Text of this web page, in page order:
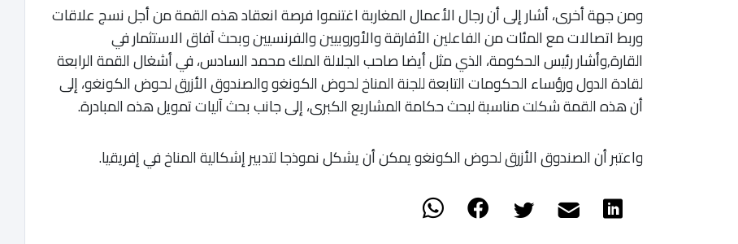
ومن جهة أخرى، أشار إلى أن رجال الأعمال المغاربة اغتنموا فرصة انعقاد هذه القمة من أجل نسج علاقات
وربط اتصالات مع المئات من الفاعلين الأفارقة والأوروبيين والفرنسيين وبحث آفاق الاستثمار في
القارة,وأشار رئيس الحكومة، الذي مثل أيضا صاحب الجلالة الملك محمد السادس، في أشغال القمة الرابعة
لقادة الدول ورؤساء الحكومات التابعة للجنة المناخ لحوض الكونغو والصندوق الأزرق لحوض الكونغو، إلى
أن هذه القمة شكلت مناسبة لبحث حكامة المشاريع الكبرى، إلى جانب بحث آليات تمويل هذه المبادرة.
واعتبر أن الصندوق الأزرق لحوض الكونغو يمكن أن يشكل نموذجا لتدبير إشكالية المناخ في إفريقيا.